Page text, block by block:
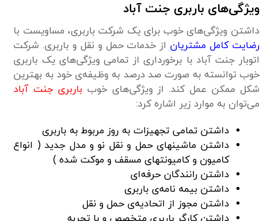
ویژگی‌های باربری جنت آباد
داشتن ویژگی‌های خوب برای یک شرکت باربری، مساویست با
رضایت کامل مشتریان از خدمات حمل و نقل و باربری. شرکت
اتوبار جنت آباد با برخورداری از تمامی ویژگی‌های یک باربری
خوب توانسته به صورت صد درصد به وظیفه‌ی خود به بهترین
شکل ممکن عمل کند. از ویژگی‌‌های خوب باربری جنت آباد
می‌توان به موارد زیر اشاره کرد:
داشتن تمامی تجهیزات به روز مربوط به باربری
داشتن ماشینهای حمل و نقل نو و مدل جدید ( انواع
کامیون و کامیونتهای مسقف و موکت شده )
داشتن رانندگان حرفه‌ای
داشتن بیمه نامه‌ی باربری
داشتن مجوز از اتحادیه‌ی حمل و نقل